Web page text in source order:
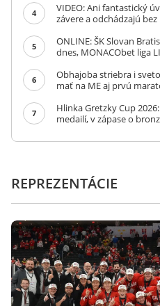
4
VIDEO: Ani fantastický
závere a odchádzajú
5
ONLINE: ŠK Slovan
dnes, MONACObet liga
6
Obhajoba striebra i
mať na ME aj prvú
7
Hlinka Gretzky Cup
medailí, v zápase o
REPREZENTÁCIE